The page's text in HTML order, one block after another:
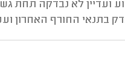
ועדיין לא נבדקה תחת
בתנאי החורף האחרון